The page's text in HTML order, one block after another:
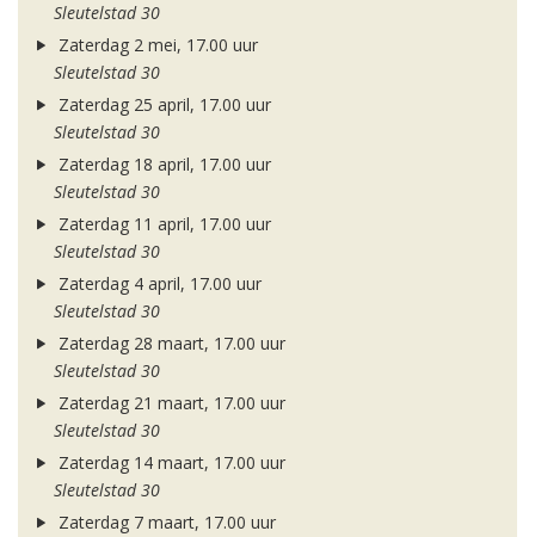
Sleutelstad 30
Zaterdag 2 mei, 17.00 uur
Sleutelstad 30
Zaterdag 25 april, 17.00 uur
Sleutelstad 30
Zaterdag 18 april, 17.00 uur
Sleutelstad 30
Zaterdag 11 april, 17.00 uur
Sleutelstad 30
Zaterdag 4 april, 17.00 uur
Sleutelstad 30
Zaterdag 28 maart, 17.00 uur
Sleutelstad 30
Zaterdag 21 maart, 17.00 uur
Sleutelstad 30
Zaterdag 14 maart, 17.00 uur
Sleutelstad 30
Zaterdag 7 maart, 17.00 uur